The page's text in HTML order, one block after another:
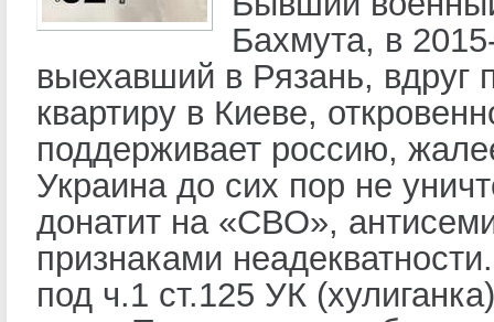
Бахмута, в
выехавший в Рязань, вдруг
квартиру в Киеве,
поддерживает россию,
Украина до сих пор не
донатит на «СВО»,
признаками
под ч.1 ст.125 УК